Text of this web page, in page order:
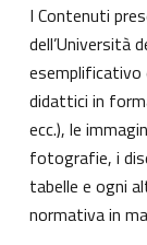
I Contenuti
dell’Università
esemplificativo
didattici in
ecc.), le
fotografie, i
tabelle e ogni
normativa in